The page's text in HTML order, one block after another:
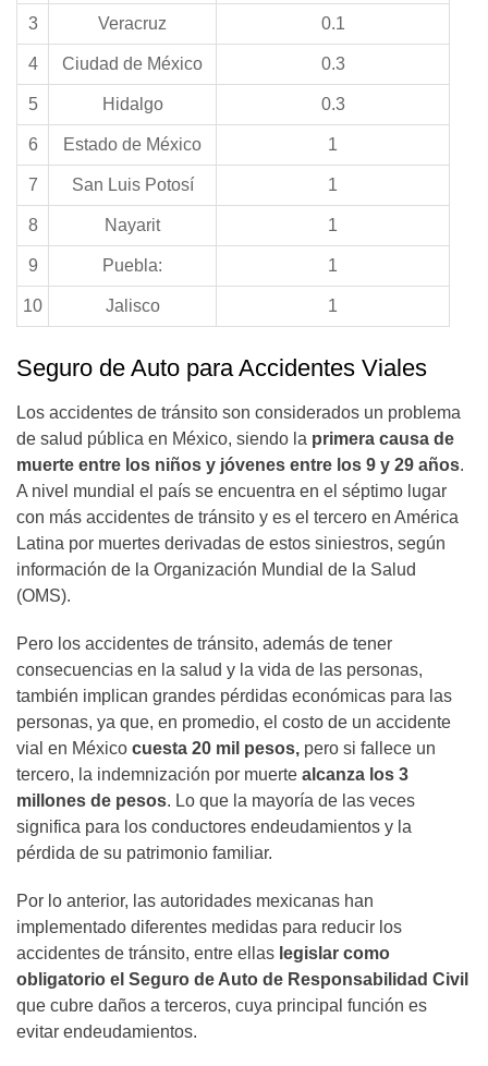
3 Veracruz 0.1
4 Ciudad de México 0.3
5 Hidalgo 0.3
6 Estado de México 1
7 San Luis Potosí 1
8 Nayarit 1
9 Puebla: 1
10 Jalisco 1
Seguro de Auto para Accidentes Viales
Los accidentes de tránsito son considerados un problema
de salud pública en México, siendo la primera causa de
muerte entre los niños y jóvenes entre los 9 y 29 años.
A nivel mundial el país se encuentra en el séptimo lugar
con más accidentes de tránsito y es el tercero en América
Latina por muertes derivadas de estos siniestros, según
información de la Organización Mundial de la Salud
(OMS).
Pero los accidentes de tránsito, además de tener
consecuencias en la salud y la vida de las personas,
también implican grandes pérdidas económicas para las
personas, ya que, en promedio, el costo de un accidente
vial en México cuesta 20 mil pesos, pero si fallece un
tercero, la indemnización por muerte alcanza los 3
millones de pesos. Lo que la mayoría de las veces
significa para los conductores endeudamientos y la
pérdida de su patrimonio familiar.
Por lo anterior, las autoridades mexicanas han
implementado diferentes medidas para reducir los
accidentes de tránsito, entre ellas legislar como
obligatorio el Seguro de Auto de Responsabilidad Civil
que cubre daños a terceros, cuya principal función es
evitar endeudamientos.